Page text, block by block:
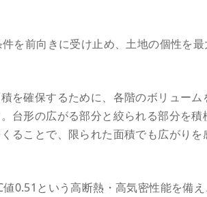
を前向きに受け止め、土地の個性を
を確保するために、各階のボリューム
台形の広がる部分と絞られる部分を積
ることで、限られた面積でも広がり
0.51という高断熱・高気密性能を備